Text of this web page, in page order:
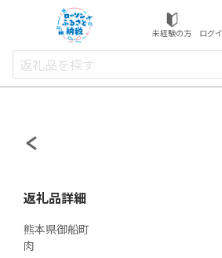
ローソンふる
未経験の方 ログ
返礼品詳細
熊本県御船町
肉